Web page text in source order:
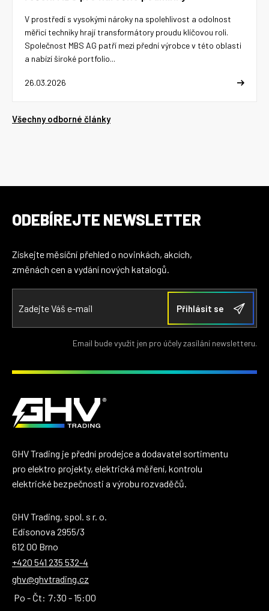
26.03.2026
V prostředí s vysokými nároky na spolehlivost a odolnost
měřicí techniky hrají transformátory proudu klíčovou roli.
Společnost MBS AG patří mezi přední výrobce v této oblasti
a nabízí široké portfolio...
Všechny odborné články
ODEBÍREJTE NEWSLETTER
Získejte měsíční přehled o novinkách, akcích,
změnách cen a vydání nových katalogů.
Email bude využit jen pro účely zasílání newsletteru.
GHV Trading je přední prodejce a dodavatel sortimentu
pro elektro projekty, elektrická měření, kontrolu
elektrické bezpečnosti a výrobu rozvaděčů.
GHV Trading, spol. s r. o.
Edisonova 2955/3
612 00 Brno
+420 541 235 532-4
ghv@ghvtrading.cz
Po - Čt: 7:30 - 15:00